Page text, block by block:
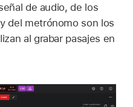
de audio, de los
del metrónomo son los
al grabar pasajes en